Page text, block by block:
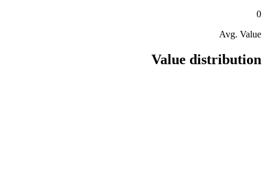
0
Avg. Value
Value distribution